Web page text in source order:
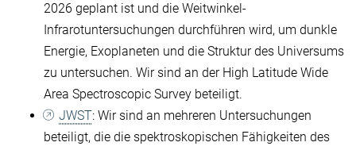
2026 geplant ist und die Weitwinkel-
Infrarotuntersuchungen durchführen wird, um dunkle
Energie, Exoplaneten und die Struktur des Universums
zu untersuchen. Wir sind an der High Latitude Wide
Area Spectroscopic Survey beteiligt.
JWST: Wir sind an mehreren Untersuchungen
beteiligt, die die spektroskopischen Fähigkeiten des